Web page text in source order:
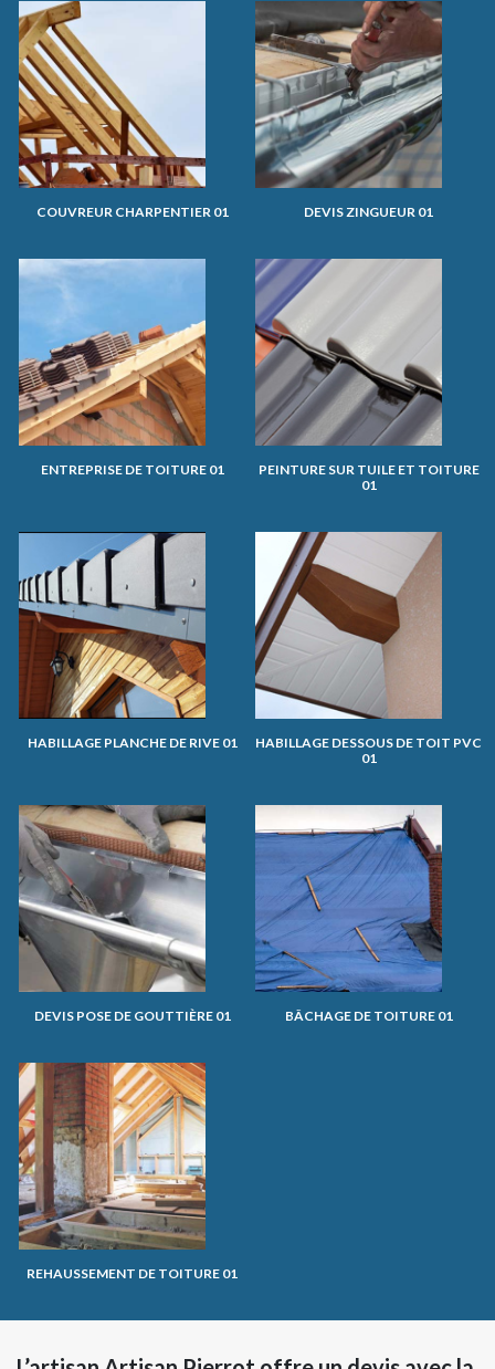
COUVREUR CHARPENTIER 01 DEVIS ZINGUEUR 01
ENTREPRISE DE TOITURE 01
PEINTURE SUR TUILE ET TOITURE
01
HABILLAGE PLANCHE DE RIVE 01
HABILLAGE DESSOUS DE TOIT PVC
01
DEVIS POSE DE GOUTTIÈRE 01 BÂCHAGE DE TOITURE 01
REHAUSSEMENT DE TOITURE 01